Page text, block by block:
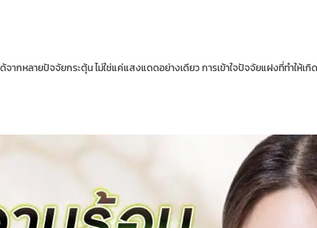
จากหลายปัจจัยกระตุ้น ไม่ใช่แค่แสงแดดอย่างเดียว การเข้าใจปัจจัยแฝงที่ทำให้เ